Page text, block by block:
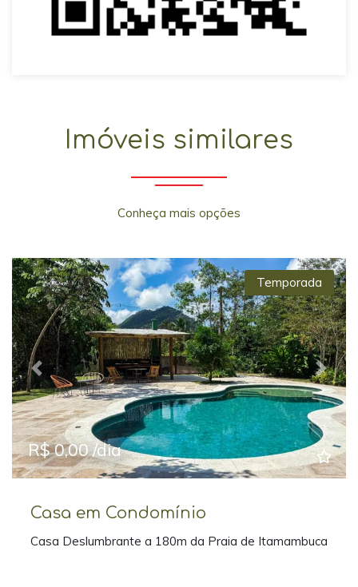
Imóveis similares
Conheça mais opções
Previous Next
Temporada
R$ 0,00 /dia
Casa em Condomínio
Casa Deslumbrante a 180m da Praia de Itamambuca